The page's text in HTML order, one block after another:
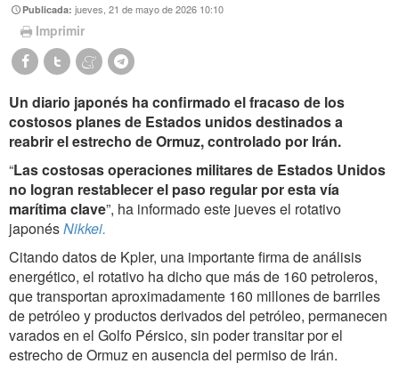
Publicada:jueves, 21 de mayo de 2026 10:10
Imprimir
Un diario japonés ha confirmado el fracaso de los
costosos planes de Estados unidos destinados a
reabrir el estrecho de Ormuz, controlado por Irán.
“Las costosas operaciones militares de Estados Unidos
no logran restablecer el paso regular por esta vía
marítima clave”, ha informado este jueves el rotativo
japonésNikkei.
Citando datos de Kpler, una importante firma de análisis
energético, el rotativo ha dicho que más de 160 petroleros,
que transportan aproximadamente 160 millones de barriles
de petróleo y productos derivados del petróleo, permanecen
varados en el Golfo Pérsico, sin poder transitar por el
estrecho de Ormuz en ausencia del permiso de Irán.